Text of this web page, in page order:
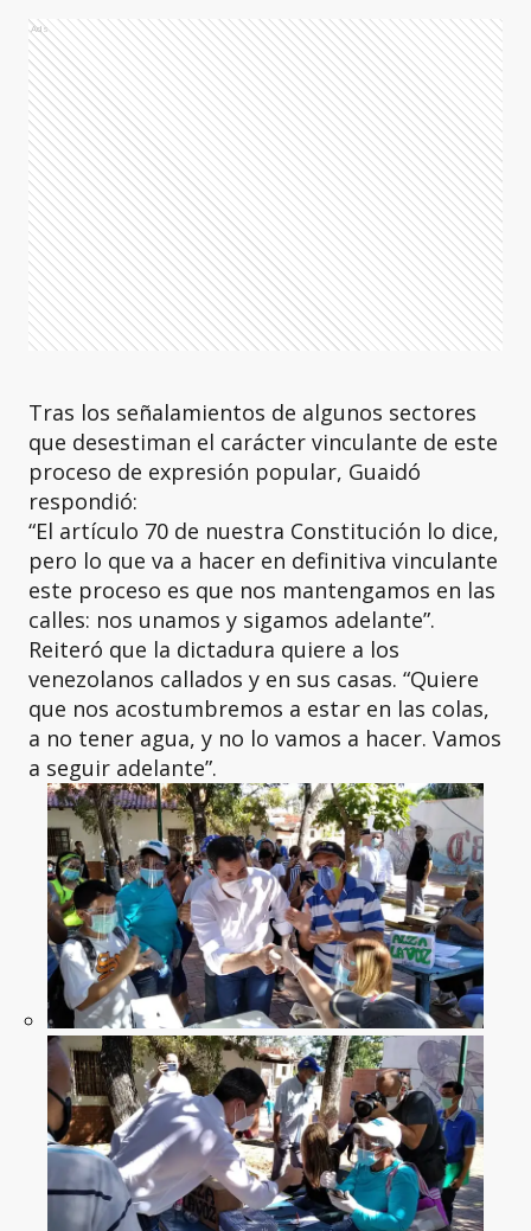
Ads
Tras los señalamientos de algunos sectores
que desestiman el carácter vinculante de este
proceso de expresión popular, Guaidó
respondió:
“El artículo 70 de nuestra Constitución lo dice,
pero lo que va a hacer en definitiva vinculante
este proceso es que nos mantengamos en las
calles: nos unamos y sigamos adelante”.
Reiteró que la dictadura quiere a los
venezolanos callados y en sus casas. “Quiere
que nos acostumbremos a estar en las colas,
a no tener agua, y no lo vamos a hacer. Vamos
a seguir adelante”.